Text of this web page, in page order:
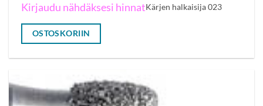
Kirjaudu nähdäksesi hinnatKärjen halkaisija 023
OSTOSKORIIN